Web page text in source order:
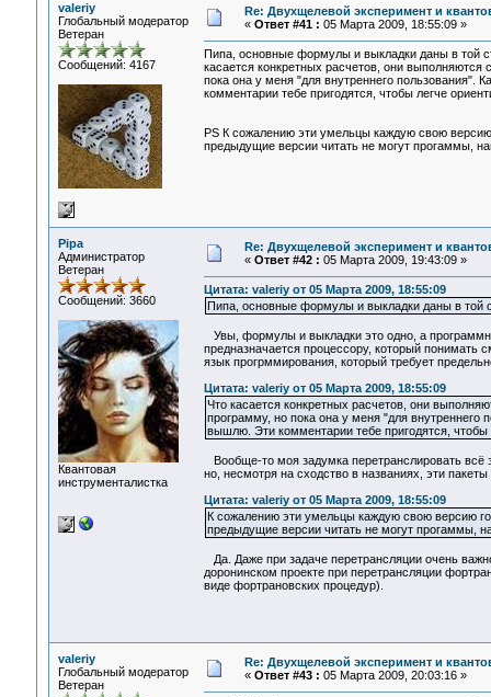
valeriy
Глобальный модератор
Ветеран
Сообщений: 4167
Re: Двухщелевой эксперимент и
« Ответ #41 : 05 Марта 2009, 18:55:09 »
Пипа, основные формулы и выкладки даны в той
касается конкретных расчетов, они
пока она у меня "для внутреннего пользования".
комментарии тебе пригодятся, чтобы легче
PS К сожалению эти умельцы каждую свою
предыдущие версии читать не могут прогаммы,
Pipa
Администратор
Ветеран
Сообщений: 3660
Квантовая
инструменталистка
Re: Двухщелевой эксперимент и
« Ответ #42 : 05 Марта 2009, 19:43:09 »
Цитата: valeriy от 05 Марта 2009, 18:55:09
Пипа, основные формулы и выкладки даны в той
Увы, формулы и выкладки это одно, а
предназначается процессору, который
язык прогрммирования, который требует
Цитата: valeriy от 05 Марта 2009, 18:55:09
Что касается конкретных расчетов, они
программу, но пока она у меня "для внутреннего
вышлю. Эти комментарии тебе пригодятся, чтобы
Вообще-то моя задумка перетранслировать всё
но, несмотря на сходство в названиях, эти
Цитата: valeriy от 05 Марта 2009, 18:55:09
К сожалению эти умельцы каждую свою версию
предыдущие версии читать не могут прогаммы,
Да. Даже при задаче перетрансляции очень
доронинском проекте при перетрансляции
виде фортрановских процедур).
valeriy
Глобальный модератор
Ветеран
Re: Двухщелевой эксперимент и
« Ответ #43 : 05 Марта 2009, 20:03:16 »